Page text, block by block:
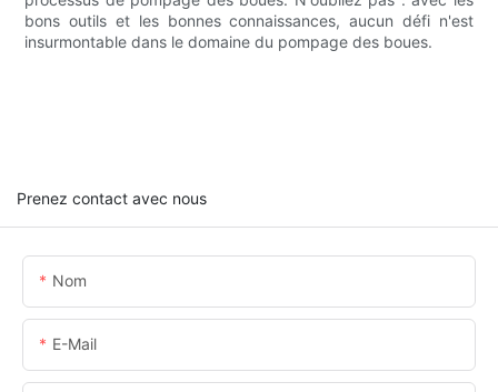
bons outils et les bonnes connaissances, aucun défi n'est
insurmontable dans le domaine du pompage des boues.
Prenez contact avec nous
Nom
E-Mail